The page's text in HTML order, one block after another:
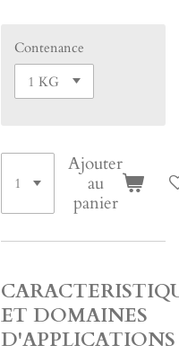
Contenance
Ajouter
au
panier
ET DOMAINES
D'APPLICATIONS